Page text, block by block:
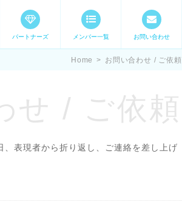
ママステ スキル・
パートナーズ メンバー一覧 お問い合わせ
Home > お問い合わせ / ご依頼
せ / ご依頼
表現者から折り返し、ご連絡を差し上げ